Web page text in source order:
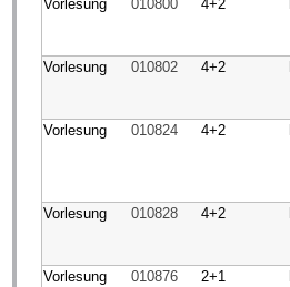
Vorlesung 010800 4+2
Vorlesung
010802 4+2
Vorlesung
010824 4+2
Vorlesung
010828 4+2
Vorlesung
010876 2+1